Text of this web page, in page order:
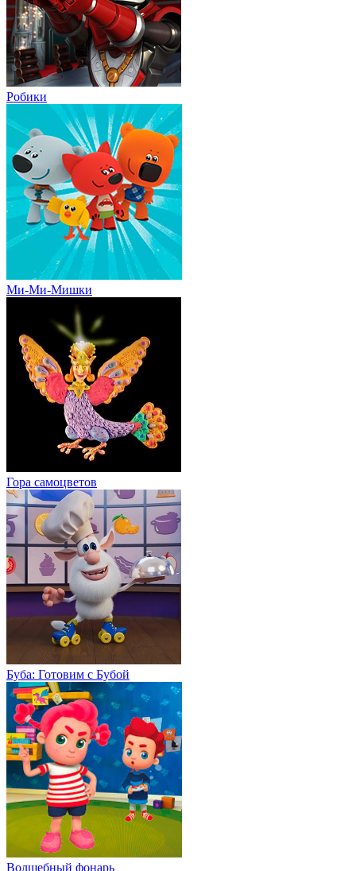
Робики
Ми-Ми-Мишки
Гора cамоцветов
Буба: Готовим с Бубой
Волшебный фонарь